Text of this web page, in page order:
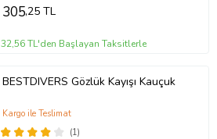
305,25 TL
32,56 TL'den Başlayan Taksitlerle
BESTDIVERS Gözlük Kayışı Kauçuk
(1)
Kargo ile Teslimat